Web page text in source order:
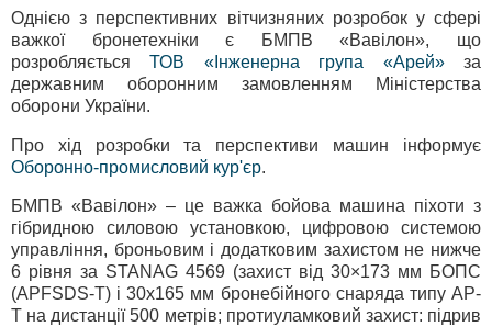
Однією з перспективних вітчизняних розробок у сфері
важкої бронетехніки є БМПВ «Вавілон», що
розробляєтьсяТОВ «Інженерна група «Арей»за
державним оборонним замовленням Міністерства
оборони України.
Про хід розробки та перспективи машин інформує
Оборонно-промисловий кур'єр.
БМПВ «Вавілон» – це важка бойова машина піхоти з
гібридною силовою установкою, цифровою системою
управління, броньовим і додатковим захистом не нижче
6 рівня за STANAG 4569 (захист від 30×173 мм БОПС
(APFSDS-T) і 30x165 мм бронебійного снаряда типу AP-
T на дистанції 500 метрів; протиуламковий захист: підрив